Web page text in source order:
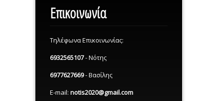
Επικοινωνία
Τηλέφωνα Επικοινωνίας:
6932565107- Νότης
6977627669- Βασίλης
E-mail: notis2020@gmail.com